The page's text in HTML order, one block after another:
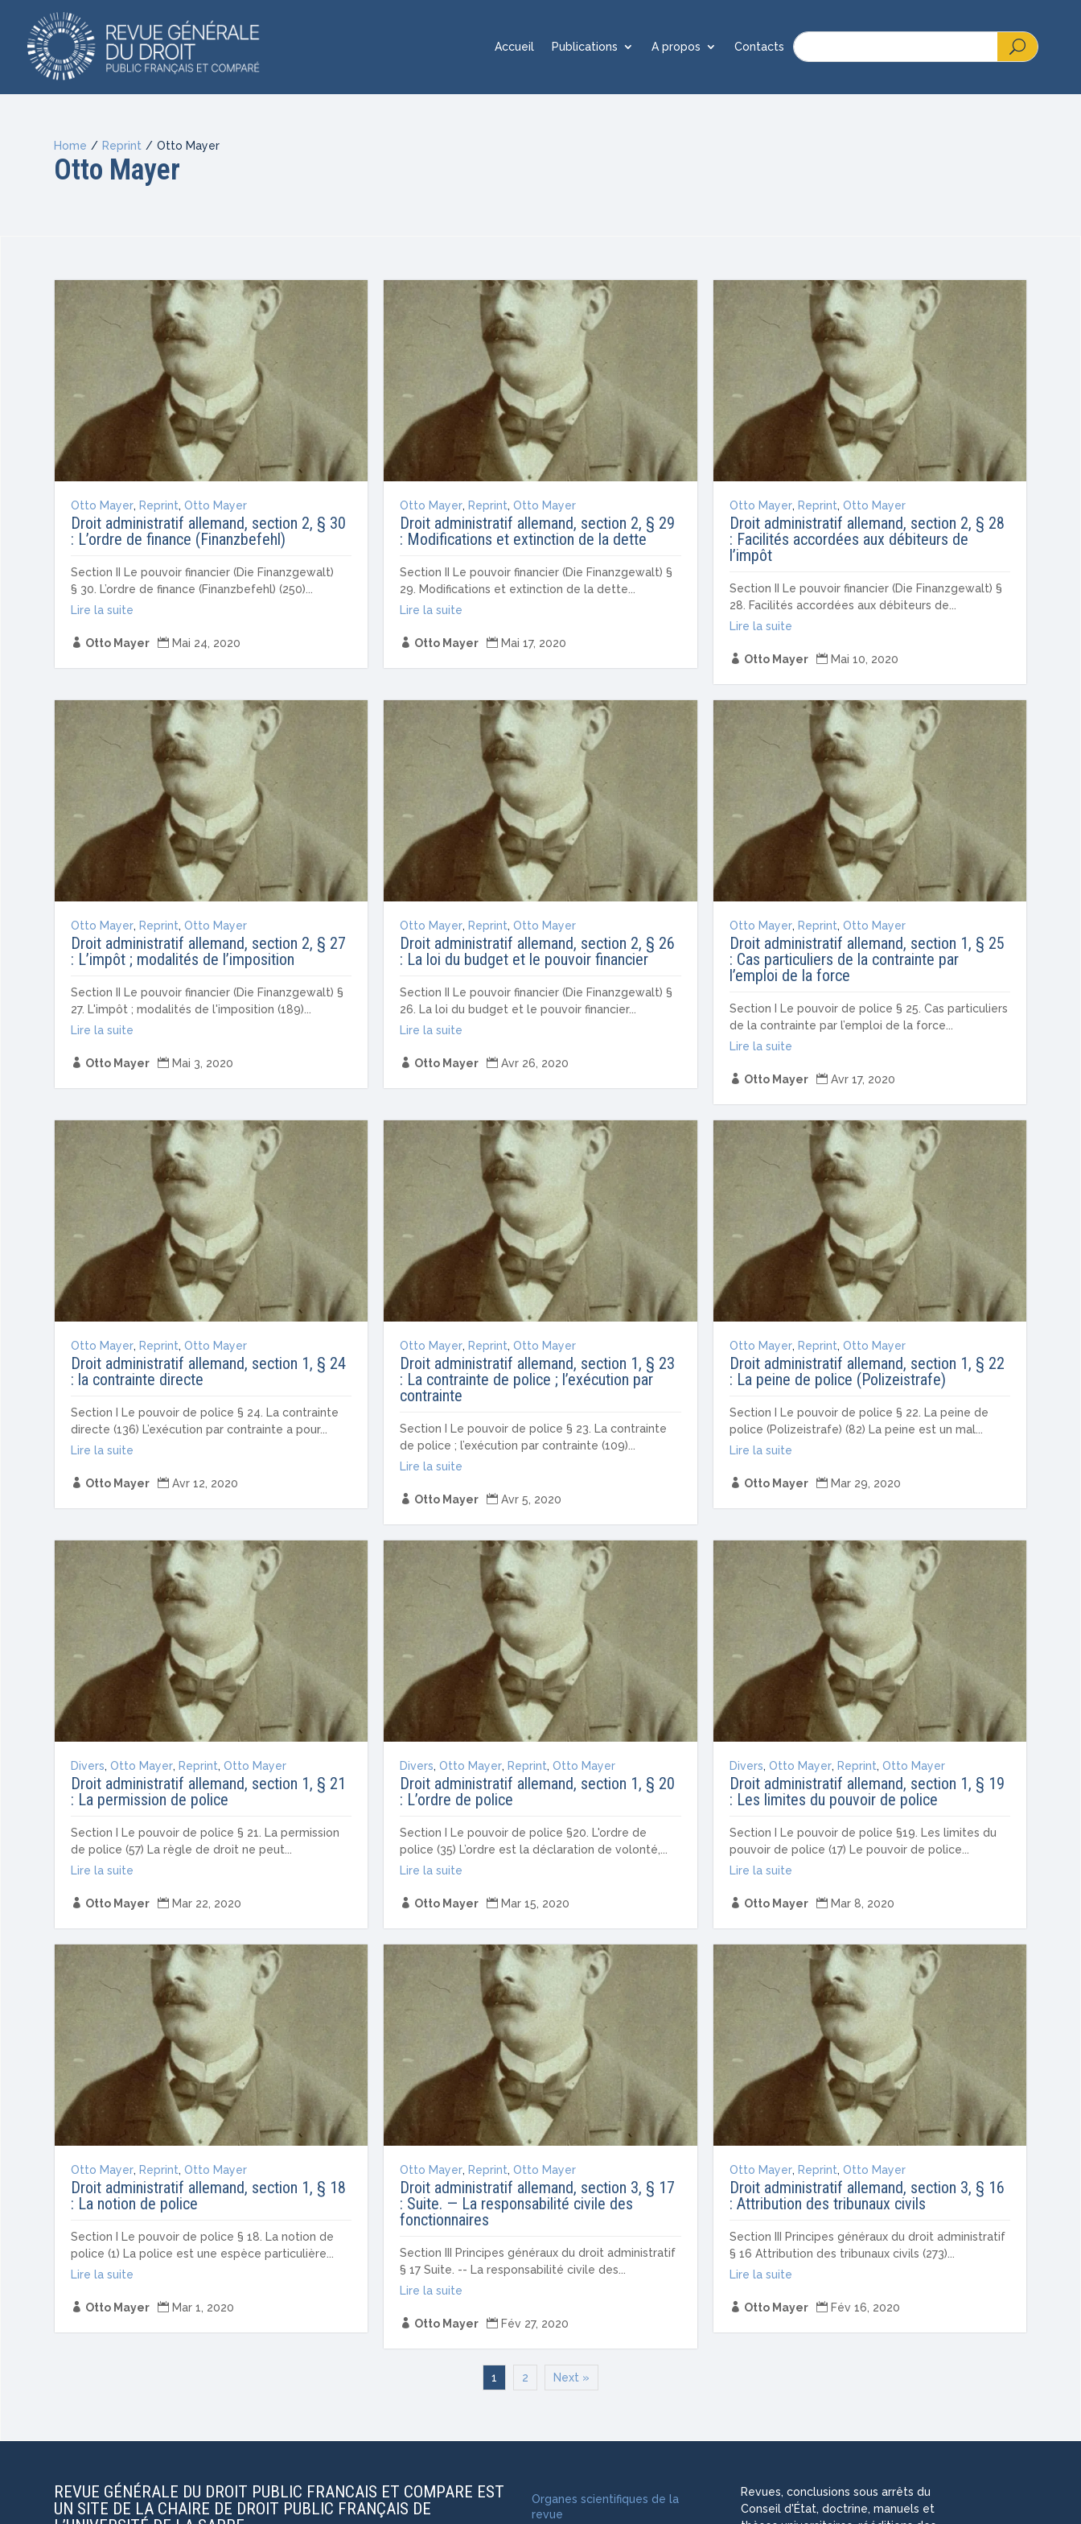
Accueil Publications A propos Contacts
Home / Reprint / Otto Mayer
Otto Mayer
Otto Mayer, Reprint,Otto Mayer
Droit administratif allemand, section 2, § 30
: L’ordre de finance (Finanzbefehl)
Section II Le pouvoir financier (Die Finanzgewalt)
§ 30. L’ordre de finance (Finanzbefehl) (250)...
Lire la suite
 Otto Mayer  Mai 24, 2020
Otto Mayer, Reprint,Otto Mayer
Droit administratif allemand, section 2, § 29
: Modifications et extinction de la dette
Section II Le pouvoir financier (Die Finanzgewalt) §
29. Modifications et extinction de la dette...
Lire la suite
 Otto Mayer  Mai 17, 2020
Otto Mayer, Reprint, Otto Mayer
Droit administratif allemand, section 2, § 28
: Facilités accordées aux débiteurs de
l’impôt
Section II Le pouvoir financier (Die Finanzgewalt) §
28. Facilités accordées aux débiteurs de...
Lire la suite
 Otto Mayer  Mai 10, 2020
Otto Mayer, Reprint,Otto Mayer
Droit administratif allemand, section 2, § 27
: L’impôt ; modalités de l’imposition
Section II Le pouvoir financier (Die Finanzgewalt) §
27. L'impôt ; modalités de l'imposition (189)...
Lire la suite
 Otto Mayer  Mai 3, 2020
Otto Mayer, Reprint,Otto Mayer
Droit administratif allemand, section 2, § 26
: La loi du budget et le pouvoir financier
Section II Le pouvoir financier (Die Finanzgewalt) §
26. La loi du budget et le pouvoir financier...
Lire la suite
 Otto Mayer  Avr 26, 2020
Otto Mayer, Reprint, Otto Mayer
Droit administratif allemand, section 1, § 25
: Cas particuliers de la contrainte par
l’emploi de la force
Section I Le pouvoir de police § 25. Cas particuliers
de la contrainte par l’emploi de la force...
Lire la suite
 Otto Mayer  Avr 17, 2020
Otto Mayer, Reprint,Otto Mayer
Droit administratif allemand, section 1, § 24
: la contrainte directe
Section I Le pouvoir de police § 24. La contrainte
directe (136) L’exécution par contrainte a pour...
Lire la suite
 Otto Mayer  Avr 12, 2020
Otto Mayer, Reprint,Otto Mayer
Droit administratif allemand, section 1, § 23
: La contrainte de police ; l’exécution par
contrainte
Section I Le pouvoir de police § 23. La contrainte
de police ; l’exécution par contrainte (109)...
Lire la suite
 Otto Mayer  Avr 5, 2020
Otto Mayer, Reprint, Otto Mayer
Droit administratif allemand, section 1, § 22
: La peine de police (Polizeistrafe)
Section I Le pouvoir de police § 22. La peine de
police (Polizeistrafe) (82) La peine est un mal...
Lire la suite
 Otto Mayer  Mar 29, 2020
Divers,Otto Mayer, Reprint,Otto Mayer
Droit administratif allemand, section 1, § 21
: La permission de police
Section I Le pouvoir de police § 21. La permission
de police (57) La règle de droit ne peut...
Lire la suite
 Otto Mayer  Mar 22, 2020
Divers,Otto Mayer, Reprint,Otto Mayer
Droit administratif allemand, section 1, § 20
: L’ordre de police
Section I Le pouvoir de police §20. L'ordre de
police (35) L’ordre est la déclaration de volonté,...
Lire la suite
 Otto Mayer  Mar 15, 2020
Divers, Otto Mayer, Reprint, Otto Mayer
Droit administratif allemand, section 1, § 19
: Les limites du pouvoir de police
Section I Le pouvoir de police §19. Les limites du
pouvoir de police (17) Le pouvoir de police...
Lire la suite
 Otto Mayer  Mar 8, 2020
Otto Mayer, Reprint,Otto Mayer
Droit administratif allemand, section 1, § 18
: La notion de police
Section I Le pouvoir de police § 18. La notion de
police (1) La police est une espèce particulière...
Lire la suite
 Otto Mayer  Mar 1, 2020
Otto Mayer, Reprint,Otto Mayer
Droit administratif allemand, section 3, § 17
: Suite. — La responsabilité civile des
fonctionnaires
Section III Principes généraux du droit administratif
§ 17 Suite. -- La responsabilité civile des...
Lire la suite
 Otto Mayer  Fév 27, 2020
Otto Mayer, Reprint, Otto Mayer
Droit administratif allemand, section 3, § 16
: Attribution des tribunaux civils
Section III Principes généraux du droit administratif
§ 16 Attribution des tribunaux civils (273)...
Lire la suite
 Otto Mayer  Fév 16, 2020
1 2 Next »
REVUE GÉNÉRALE DU DROIT PUBLIC FRANCAIS ET COMPARE EST
UN SITE DE LA CHAIRE DE DROIT PUBLIC FRANÇAIS DE
Organes scientifiques de la
revue
Revues, conclusions sous arrêts du
Conseil d'État, doctrine, manuels et